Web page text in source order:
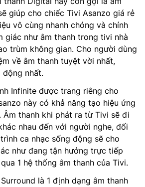
giúp cho chiếc Tivi Asanzo giá rẻ
vô cùng nhanh chóng và chính
giác như âm thanh trong tivi nhà
trùm không gian. Cho người dùng
về âm thanh tuyệt vời nhất,
nhất.
Infinite được trang riêng cho
này có khả năng tạo hiệu ứng
Âm thanh khi phát ra từ Tivi sẽ đi
nhau đến với người nghe, đối
ca nhạc sống động sẽ cho
như đang tận hưởng trực tiếp
1 hệ thống âm thanh của Tivi.
là 1 định dạng âm thanh